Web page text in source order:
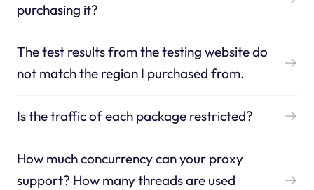
purchasing it?
The test results from the testing website do
not match the region I purchased from.
Is the traffic of each package restricted?
How much concurrency can your proxy
support? How many threads are used